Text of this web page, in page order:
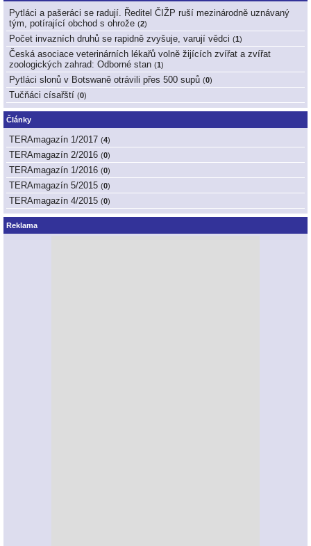
Pytláci a pašeráci se radují. Ředitel ČIŽP ruší mezinárodně uznávaný
tým, potírající obchod s ohrože (2)
Počet invazních druhů se rapidně zvyšuje, varují vědci (1)
Česká asociace veterinárních lékařů volně žijících zvířat a zvířat
zoologických zahrad: Odborné stan (1)
Pytláci slonů v Botswaně otrávili přes 500 supů (0)
Tučňáci císařští (0)
Články
TERAmagazín 1/2017 (4)
TERAmagazín 2/2016 (0)
TERAmagazín 1/2016 (0)
TERAmagazín 5/2015 (0)
TERAmagazín 4/2015 (0)
Reklama